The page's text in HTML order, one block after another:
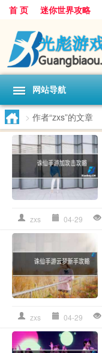
首 页 迷你世界攻略
网站导航
> 作者“zxs”的文章
zxs 04-29
zxs 04-29